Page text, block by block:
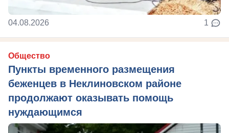
04.08.2026 1
Общество
Пункты временного размещения
беженцев в Неклиновском районе
продолжают оказывать помощь
нуждающимся